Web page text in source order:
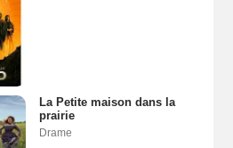
La Petite maison dans la
prairie
Drame